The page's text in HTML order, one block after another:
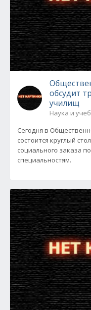
обсудит
училищ
Наука и
Сегодня в
состоится круглый
социального заказа
специальностям.